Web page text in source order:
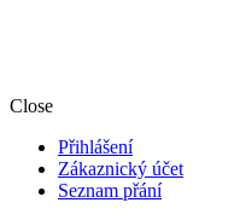
Close
Přihlášení
Zákaznický účet
Seznam přání